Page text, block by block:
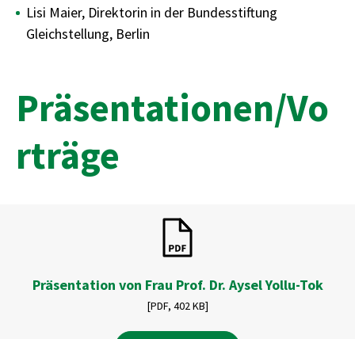
Lisi Maier, Direktorin in der Bundesstiftung
Gleichstellung, Berlin
Präsentationen/Vo
rträge
Präsentation von Frau Prof. Dr. Aysel Yollu-Tok
[PDF, 402 KB]